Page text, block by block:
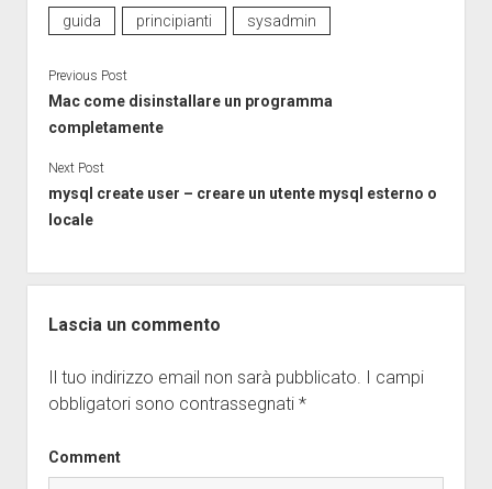
guida principianti sysadmin
Previous Post
Mac come disinstallare un programma
completamente
Next Post
mysql create user – creare un utente mysql esterno o
locale
Lascia un commento
Il tuo indirizzo email non sarà pubblicato. I campi
obbligatori sono contrassegnati *
Comment